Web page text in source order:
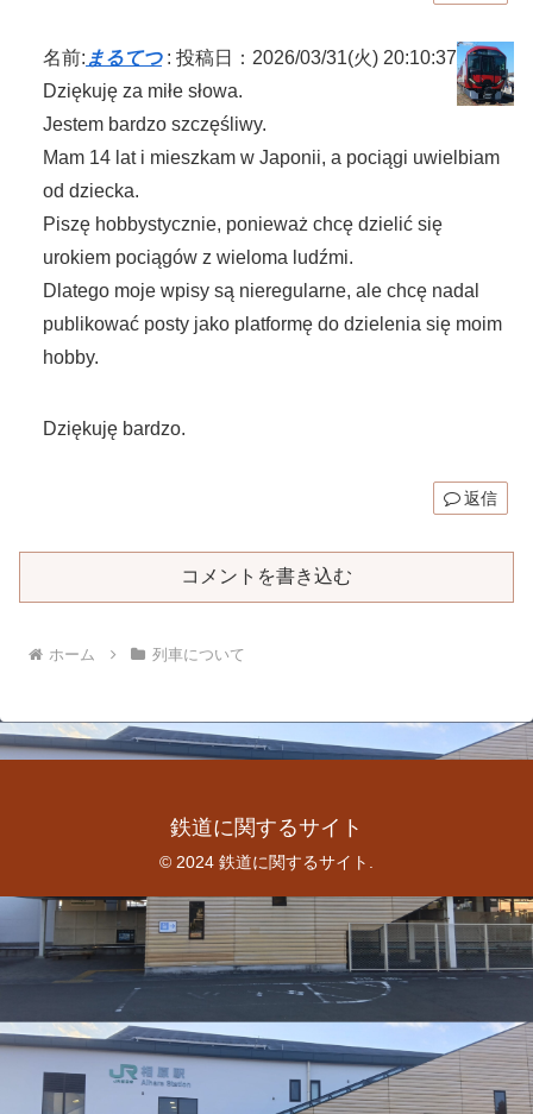
名前: まるてつ: 投稿日：2026/03/31(火) 20:10:37
Dziękuję za miłe słowa.
Jestem bardzo szczęśliwy.
Mam 14 lat i mieszkam w Japonii, a pociągi uwielbiam
od dziecka.
Piszę hobbystycznie, ponieważ chcę dzielić się
urokiem pociągów z wieloma ludźmi.
Dlatego moje wpisy są nieregularne, ale chcę nadal
publikować posty jako platformę do dzielenia się moim
hobby.
Dziękuję bardzo.
返信
コメントを書き込む
ホーム 列車について
鉄道に関するサイト
© 2024 鉄道に関するサイト.